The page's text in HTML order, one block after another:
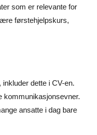
som er relevante for
førstehjelpskurs,
dette i CV-en.
kommunikasjonsevner.
ansatte i dag bare